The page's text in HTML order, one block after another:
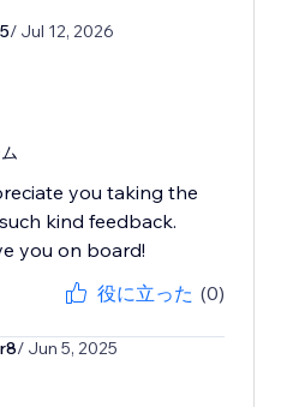
/ Jul 12, 2026
you taking the
kind feedback.
you on board!
役に立った (0)
/ Jun 5, 2025